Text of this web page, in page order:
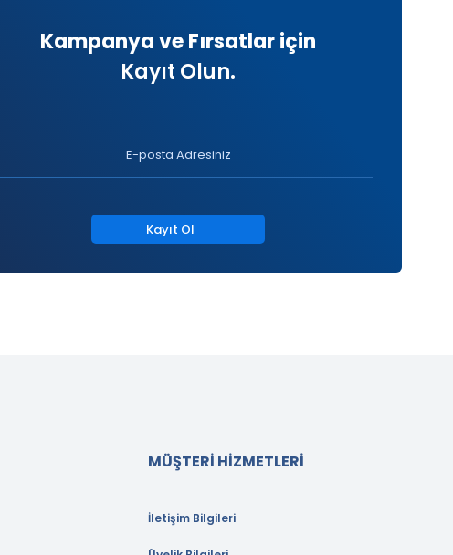
Kampanya ve Fırsatlar için
Kayıt Olun.
Kayıt Ol
MÜŞTERİ HİZMETLERİ
İletişim Bilgileri